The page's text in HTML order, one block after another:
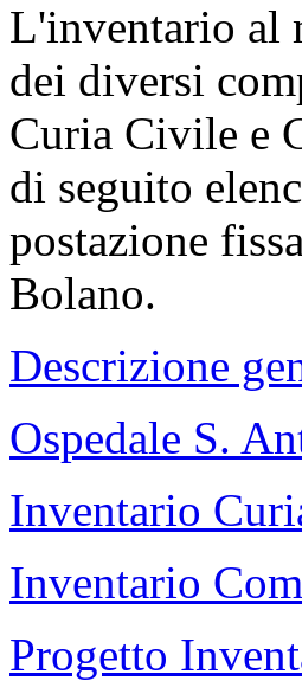
L'inventario al
dei diversi
Curia Civile e
di seguito
postazione
Bolano.
Descrizione
Ospedale S.
Inventario
Inventario
Progetto